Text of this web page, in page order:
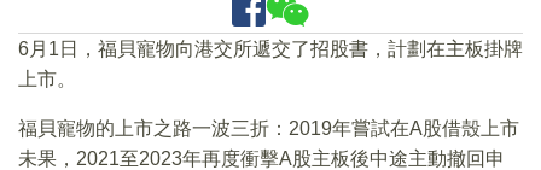
6月1日，福貝寵物向港交所遞交了招股書，計劃在主板掛牌
上市。
福貝寵物的上市之路一波三折：2019年嘗試在A股借殼上市
未果，2021至2023年再度衝擊A股主板後中途主動撤回申